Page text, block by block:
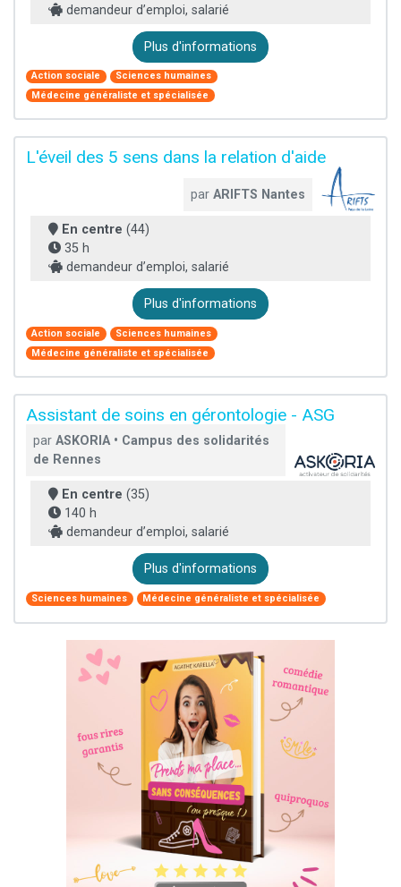
demandeur d’emploi, salarié
Plus d'informations
Action sociale
Sciences humaines
Médecine généraliste et spécialisée
L'éveil des 5 sens dans la relation d'aide
par ARIFTS Nantes
En centre (44)
35 h
demandeur d’emploi, salarié
Plus d'informations
Action sociale
Sciences humaines
Médecine généraliste et spécialisée
Assistant de soins en gérontologie - ASG
par ASKORIA • Campus des solidarités
de Rennes
En centre (35)
140 h
demandeur d’emploi, salarié
Plus d'informations
Sciences humaines Médecine généraliste et spécialisée